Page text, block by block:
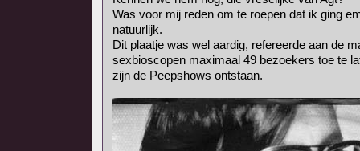
Was voor mij reden om te roepen dat ik ging
natuurlijk.
Dit plaatje was wel aardig, refereerde aan de
sexbioscopen maximaal 49 bezoekers toe te
zijn de Peepshows ontstaan.